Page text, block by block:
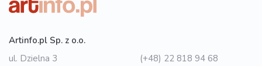
Artinfo.pl Sp. z o.o.
ul. Dzielna 3
(+48) 22 818 94 68